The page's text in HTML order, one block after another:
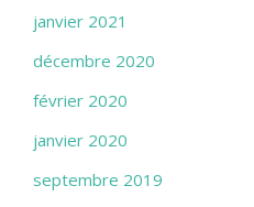
janvier 2021
décembre 2020
février 2020
janvier 2020
septembre 2019